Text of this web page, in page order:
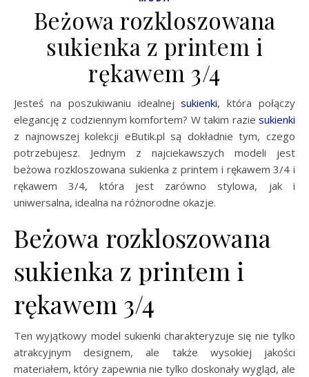
Beżowa rozkloszowana
sukienka z printem i
rękawem 3/4
Jesteś na poszukiwaniu idealnejsukienki, która połączy
elegancję z codziennym komfortem? W takim razie sukienki
z najnowszej kolekcji eButik.pl są dokładnie tym, czego
potrzebujesz. Jednym z najciekawszych modeli jest
beżowa rozkloszowana sukienka z printem i rękawem 3/4 i
rękawem 3/4, która jest zarówno stylowa, jak i
uniwersalna, idealna na różnorodne okazje.
Beżowa rozkloszowana
sukienka z printem i
rękawem 3/4
Ten wyjątkowy model sukienki charakteryzuje się nie tylko
atrakcyjnym designem, ale także wysokiej jakości
materiałem, który zapewnia nie tylko doskonały wygląd, ale